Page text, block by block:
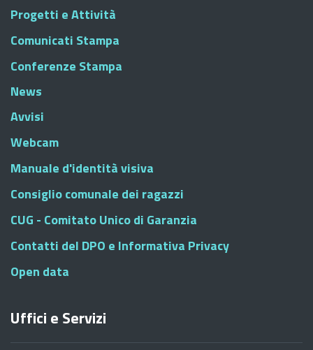
Progetti e Attività
Comunicati Stampa
Conferenze Stampa
News
Avvisi
Webcam
Manuale d'identità visiva
Consiglio comunale dei ragazzi
CUG - Comitato Unico di Garanzia
Contatti del DPO e Informativa Privacy
Open data
Uffici e Servizi